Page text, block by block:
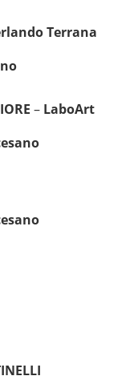
Terrana
– LaboArt